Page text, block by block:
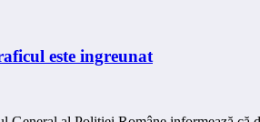
este ingreunat